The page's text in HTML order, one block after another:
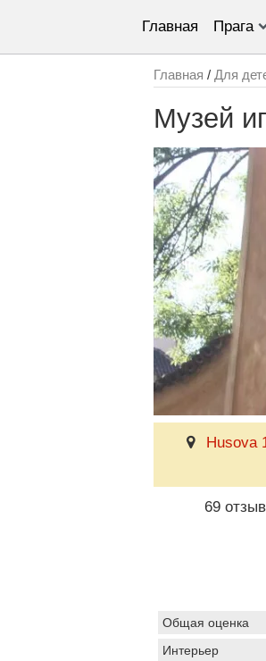
Главная Прага
Главная / Для
Музей
Husova
69
Общая оценка
Интерьер